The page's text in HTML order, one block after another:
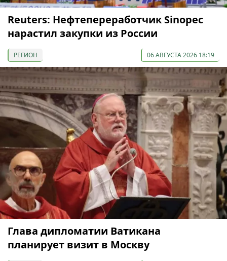
Reuters: Нефтепереработчик Sinopec
нарастил закупки из России
РЕГИОН 06 АВГУСТА 2026 18:19
Глава дипломатии Ватикана
планирует визит в Москву